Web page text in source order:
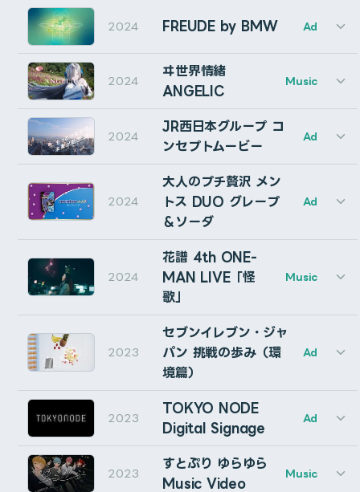
メールでお送りした100%ディスカウントコードを使っ
て、autoRectを新規購入・ダウンロードしてください。
ライセンスキーがメールで送られてきます。
BOOTHで購入した方のアップグレード方法
商品ページからautoRectをダウンロードして、注文番号
を使ってライセンス認証してください。
インストール
After Effectsを起動し、ファイル > スクリプト >
ScriptUIパネルをインストール を選択。ダウンロード
したjsxbinファイルを選択します。
After Effectsを再起動してください。
初回起動・ライセンス認証
まず、環境設定の「スクリプトによるファイルへの書き
込みとネットワークへのアクセスを許可」にチェック
が入っていることを確認してください。
ウィンドウ > autoRect.jsxbinを選択します。
初回起動時はライセンスの入力が求められます。
find any)
How it works?
Pressing the DIM switch adds a stereo mixer
effect named “CW Dim” to all layers containing
audio, and sets the audio level to 20%.
Pressing again removes the added effects and
returns it to its original state.
Dimming will also affect the rendering! So don’t
forget to undim before rendering.
What happens if I manually delete an added
Basically, there is no problem. Of course, the
current state will temporarily not match the
display of the switch, but it will return to normal
after a few more clicks.
What happens if the layer already has the
stereo mixer effect I added?
It works fine. This script will only affect effects
with names that exactly match “(CW Dim)”.
What are the rules for using this script?
None in particular. Redistributing is prohibited.
Feedback & Questions
Please contact me
インストール
After Effectsのスクリプトメニューから実行/インストー
ルしてください。※このスクリプトは、ScriptUI パネルで
はありません。
実行
ドロップダウンから設定したい言語を選んで「Switch !」
をクリックすると、PowerShellがUACのプロンプトを表
示するので「はい」を選択してください。
この時、「非ユニコードプログラムの言語」設定が選択し
た言語と一致していない場合、設定するよう求められま
す。
ルール
商用・非商用に関わらず使用可能です。
制作物に合わせて改変することができます。
再配布は禁止です。
乃木坂46「それまでの猶予」MVのVFXの制作を、
Cumuloworks, Inc.が担当いたしました。
Client: 乃⽊坂46LLC
Director: 吉川エリ(EPOCH)
Cinematographer: 豊納正俊 (SPICE)
Lighting Director: 池⽥智之
Choreographer: CRE8BOY
Stylist: 市野沢裕⼤ (TEN10)
CG：Tomoya Eguchi (Cumuloworks, Inc.)
Colorist：奥津春⾹
Title：ウチボリシンペ
Online Editor：佐藤究
Transporter: 望⽉俊希
Transporter: 普勝崚
Producer: 諏澤⼤助 (P.I.C.S.)
Production Manager: 増井凜 (P.I.C.S.)
Production Manager: 橋本海⾳ (P.I.C.S.)
Production Assistant: 坂之下峻弥 (P.I.C.S.)
Production Assistant: ⽵間⾹凜 (P.I.C.S.)
Production Assistant: 坂祐希
Production Assistant: ⼭⽊遥⼈
Production Assistant: 吉楽⼤輝
主にプレビズとカメラワークを担当しています。
Client: SV.LEAGUE
Director: Daisuke Kobayashi
3D Gaussian Splatting: Arata Fukoe (gradation)
3D Scanning: Yasuhiro Kato
CG Supervisor: Taishi Yagyu (inbetween)
Technical Director: Akira Kondo (inbetween)
FX Artist: Shun Horie (inbetween)
CG Project Manager: Marina Funamoto (inbetween)
CG Designer: Kazuki Hayashi (Nieichi, Inc.)
CG Modeler: Atsuya Yagi (Nieichi, Inc.)
CG Modeler: Miao GuanGrun (Nieichi, Inc.)
Camerawork & Previz: Tomoya Eguchi
Camerawork: Akito Osawa (Cumuloworks, Inc.)
Lighting: Taiga Isshiki
Production Manager: Ryo Kamiya (Spoon)
Production Manager: Yuma Godo
Music: Yuta Bandoh
ドの一部アニメーション制作を担当いたしました。
CG Supervisor: Tetsuaki Matsumoto (KASSEN)
CG Artist: Ryota Yamamoto (KASSEN)
CG Artist: Kentaro Kanaya (KASSEN)
CG Artist: MSBH (KASSEN)
CG Artist: Ayumi Tran-Kosaka (KASSEN)
CG Artist: Kakuto Shimizu (KASSEN)
Art Direction / CG Artist: Ayumu Kawamura
Technical Artist: Hiroyuki Kishimoto (KASSEN)
CG Artist: Atsuo Ichimaru (Kakela Studios)
CG Artist: Nae Tajima (Kakela Studios)
CG Producer: Kouhei Miki (HASH)
CG Modeler: Tsukasa Osawa (3colors)
2024 FREUDE by BMW Ad
麻布台ヒルズのBMWのブランド・ストア
「FREUDE by
BMW」の映像コンテンツ（モーショングラフィックス部
分）の制作を担当いたしました。
Motion Graphics: Tomoya Eguchi (Cumuloworks,
2024
ヰ世界情緒
ANGELIC
Music
ヰ世界情緒「ANGELIC」のミュージックビデオの制作を
担当させていただきました。
Vocal: Isekaijoucho
Music & Lyrics & Arrangement: Moimi Kashii
Director, Editor, Compositor: Tomoya Eguchi
Lead CG Artist: Akito Osawa (Cumuloworks, Inc.)
CG Artist: Rei Kurashima (flapper3 Inc.)
Character Technical, Groom Artist: Lethe
Character Motion Editor: Go Akagi (THINKR)
2024
JR西日本グループ コ
ンセプトムービー
Ad
JR西日本グループ コンセプトムービー：モビリティサー
ビス篇・ライフデザイン篇の一部モーショングラフィッ
ク・CGを制作いたしました。
Production: FIELD MANAGEMENT EXPAND
2024
大人のプチ贅沢 メン
トス DUO グレープ
＆ソーダ
Ad
大人のプチ贅沢 メントス DUO グレープ＆ソーダ CMの
CGを株式会社ナナメと制作いたしました。
Cumuloworksがライティング・レンダリングを中心に担
当しました。
2024
花譜 4th ONE-
MAN LIVE「怪
歌」
Music
花譜 4th ONE-MAN LIVE「怪歌」にて、「廻花」誕生
2023
セブンイレブン・ジャ
パン 挑戦の歩み（環
境篇）
Ad
2023
TOKYO NODE
Digital Signage
Ad
2023
すとぷり ゆらゆら
Music Video
Music